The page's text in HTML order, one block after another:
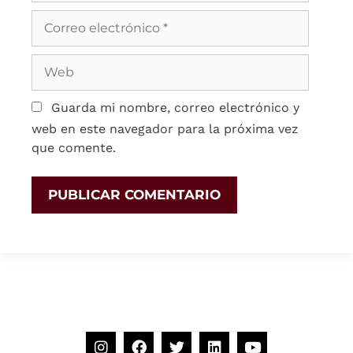
Guarda mi nombre, correo electrónico y
web en este navegador para la próxima vez
que comente.